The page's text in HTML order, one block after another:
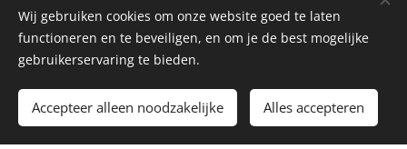
Badmeester
Kruier
Moeder Verkerk
Wij gebruiken cookies om onze website goed te laten
functioneren en te beveiligen, en om je de best mogelijke
gebruikerservaring te bieden.
Accepteer alleen noodzakelijke Alles accepteren